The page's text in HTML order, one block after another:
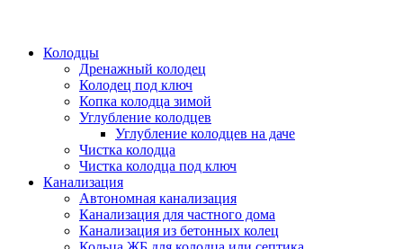
Колодцы
Дренажный колодец
Колодец под ключ
Копка колодца зимой
Углубление колодцев
Углубление колодцев на даче
Чистка колодца
Чистка колодца под ключ
Канализация
Автономная канализация
Канализация для частного дома
Канализация из бетонных колец